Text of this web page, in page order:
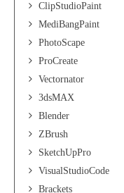
ClipStudioPaint
MediBangPaint
PhotoScape
ProCreate
Vectornator
3dsMAX
Blender
ZBrush
SketchUpPro
VisualStudioCode
Brackets